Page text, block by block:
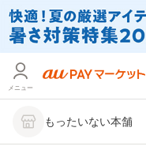
メニュー
もったいない本舗